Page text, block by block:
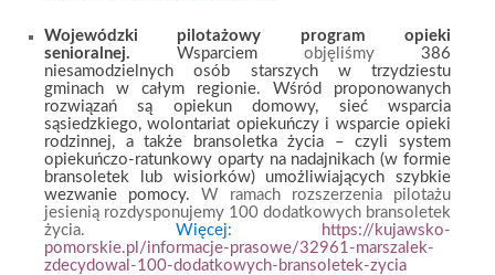
Wojewódzki pilotażowy program opieki
senioralnej. Wsparciem objęliśmy 386
niesamodzielnych osób starszych w trzydziestu
gminach w całym regionie. Wśród proponowanych
rozwiązań są opiekun domowy, sieć wsparcia
sąsiedzkiego, wolontariat opiekuńczy i wsparcie opieki
rodzinnej, a także bransoletka życia – czyli system
opiekuńczo-ratunkowy oparty na nadajnikach (w formie
bransoletek lub wisiorków) umożliwiających szybkie
wezwanie pomocy. W ramach rozszerzenia pilotażu
jesienią rozdysponujemy 100 dodatkowych bransoletek
życia. Więcej:
https://kujawsko-
pomorskie.pl/informacje-prasowe/32961-marszalek-
zdecydowal-100-dodatkowych-bransoletek-zycia